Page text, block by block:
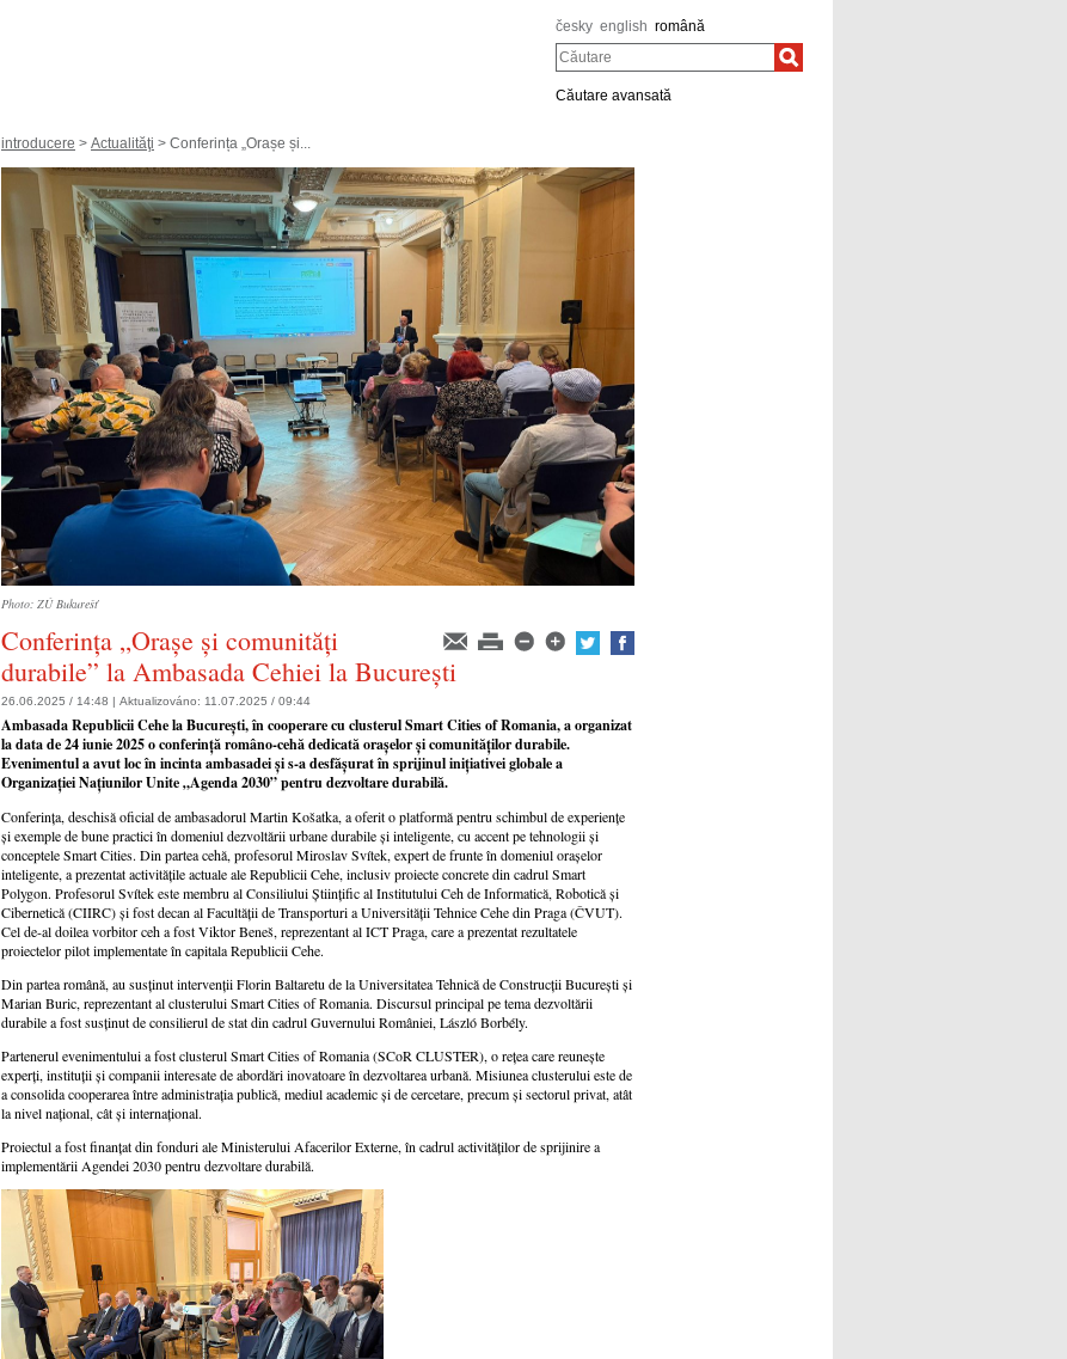
česky english română
Căutare
Căutare avansată
introducere > Actualităţi > Conferința „Orașe și...
Photo: ZÚ Bukurešť
Conferința „Orașe și comunități
durabile” la Ambasada Cehiei la București
26.06.2025 / 14:48 | Aktualizováno: 11.07.2025 / 09:44
Ambasada Republicii Cehe la București, în cooperare cu clusterul Smart Cities of Romania, a organizat
la data de 24 iunie 2025 o conferință româno-cehă dedicată orașelor și comunităților durabile.
Evenimentul a avut loc în incinta ambasadei și s-a desfășurat în sprijinul inițiativei globale a
Organizației Națiunilor Unite „Agenda 2030” pentru dezvoltare durabilă.
Conferința, deschisă oficial de ambasadorul Martin Košatka, a oferit o platformă pentru schimbul de experiențe
și exemple de bune practici în domeniul dezvoltării urbane durabile și inteligente, cu accent pe tehnologii și
conceptele Smart Cities. Din partea cehă, profesorul Miroslav Svítek, expert de frunte în domeniul orașelor
inteligente, a prezentat activitățile actuale ale Republicii Cehe, inclusiv proiecte concrete din cadrul Smart
Polygon. Profesorul Svítek este membru al Consiliului Științific al Institutului Ceh de Informatică, Robotică și
Cibernetică (CIIRC) și fost decan al Facultății de Transporturi a Universității Tehnice Cehe din Praga (ČVUT).
Cel de-al doilea vorbitor ceh a fost Viktor Beneš, reprezentant al ICT Praga, care a prezentat rezultatele
proiectelor pilot implementate în capitala Republicii Cehe.
Din partea română, au susținut intervenții Florin Baltaretu de la Universitatea Tehnică de Construcții București și
Marian Buric, reprezentant al clusterului Smart Cities of Romania. Discursul principal pe tema dezvoltării
durabile a fost susținut de consilierul de stat din cadrul Guvernului României, László Borbély.
Partenerul evenimentului a fost clusterul Smart Cities of Romania (SCoR CLUSTER), o rețea care reunește
experți, instituții și companii interesate de abordări inovatoare în dezvoltarea urbană. Misiunea clusterului este de
a consolida cooperarea între administrația publică, mediul academic și de cercetare, precum și sectorul privat, atât
la nivel național, cât și internațional.
Proiectul a fost finanțat din fonduri ale Ministerului Afacerilor Externe, în cadrul activităților de sprijinire a
implementării Agendei 2030 pentru dezvoltare durabilă.